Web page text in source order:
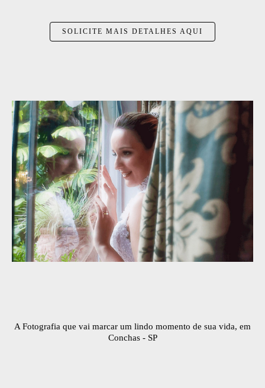
SOLICITE MAIS DETALHES AQUI
A Fotografia que vai marcar um lindo momento de sua vida, em
Conchas - SP